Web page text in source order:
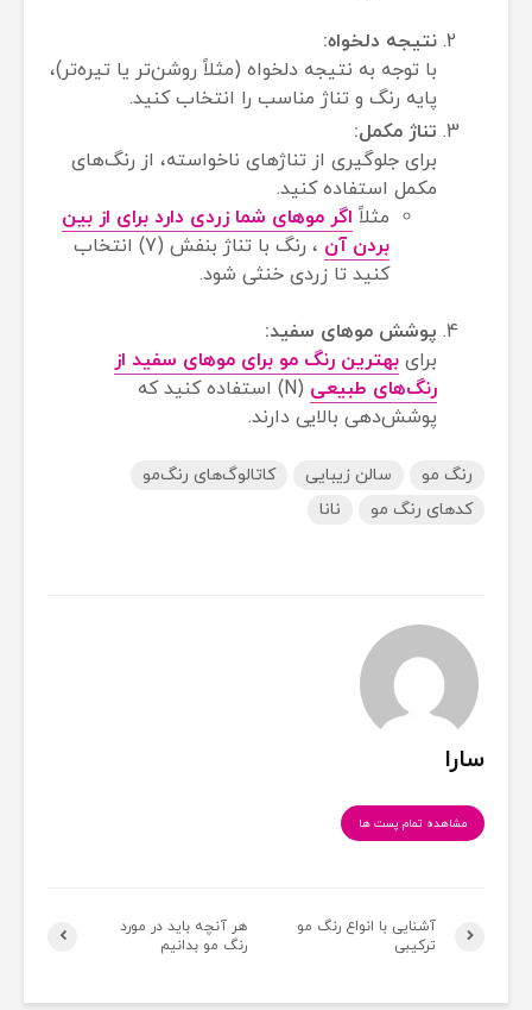
نتیجه دلخواه:
با توجه به نتیجه دلخواه (مثلاً روشن‌تر یا تیره‌تر)،
پایه رنگ و تناژ مناسب را انتخاب کنید.
تناژ مکمل:
برای جلوگیری از تناژهای ناخواسته، از رنگ‌های
مکمل استفاده کنید.
مثلاً اگر موهای شما زردی دارد برای از بین
بردن آن
، رنگ با تناژ بنفش (7) انتخاب
کنید تا زردی خنثی شود.
پوشش موهای سفید:
برای بهترین رنگ مو برای موهای سفید از
رنگ‌های طبیعی
(N) استفاده کنید که
پوشش‌دهی بالایی دارند.
رنگ مو سالن زیبایی
کاتالوگ‌های رنگ‌مو
کدهای رنگ مو
نانا
سارا
مشاهده تمام پست ها
آشنایی با انواع رنگ مو
ترکیبی
هر آنچه باید در مورد
رنگ مو بدانیم